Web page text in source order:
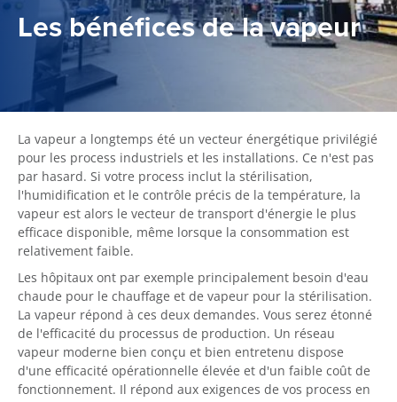
Les bénéfices de la vapeur
La vapeur a longtemps été un vecteur énergétique privilégié
pour les process industriels et les installations. Ce n'est pas
par hasard. Si votre process inclut la stérilisation,
l'humidification et le contrôle précis de la température, la
vapeur est alors le vecteur de transport d'énergie le plus
efficace disponible, même lorsque la consommation est
relativement faible.
Les hôpitaux ont par exemple principalement besoin d'eau
chaude pour le chauffage et de vapeur pour la stérilisation.
La vapeur répond à ces deux demandes. Vous serez étonné
de l'efficacité du processus de production. Un réseau
vapeur moderne bien conçu et bien entretenu dispose
d'une efficacité opérationnelle élevée et d'un faible coût de
fonctionnement. Il répond aux exigences de vos process en